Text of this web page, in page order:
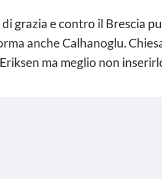
grazia e contro il Brescia
anche Calhanoglu.
ma meglio non